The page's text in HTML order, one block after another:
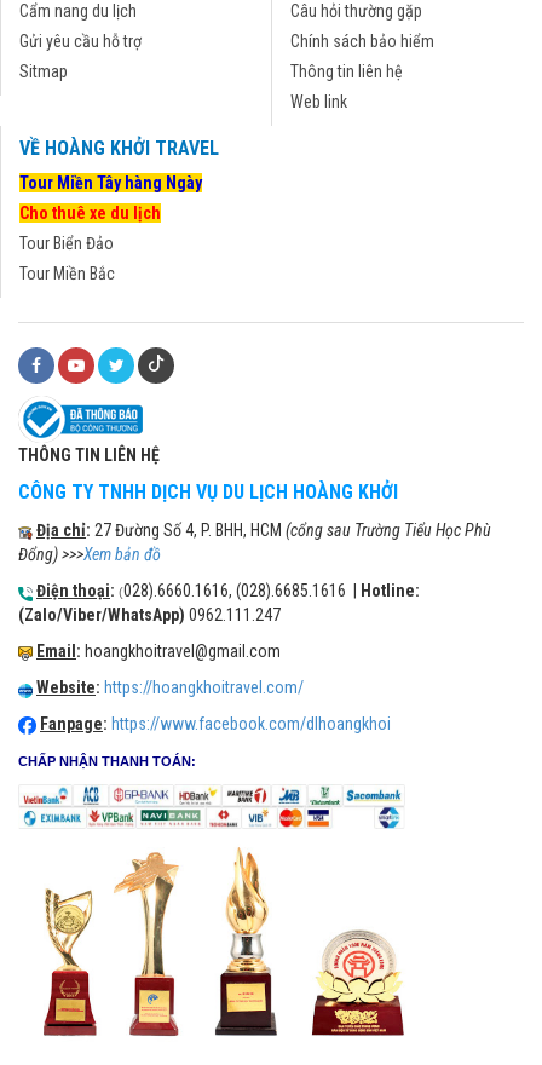
Cẩm nang du lịch
Gửi yêu cầu hỗ trợ
Sitmap
Câu hỏi thường gặp
Chính sách bảo hiểm
Thông tin liên hệ
Web link
VỀ HOÀNG KHỞI TRAVEL
Tour Miền Tây hàng Ngày
Cho thuê xe du lịch
Tour Biển Đảo
Tour Miền Bắc
THÔNG TIN LIÊN HỆ
CÔNG TY TNHH DỊCH VỤ DU LỊCH HOÀNG KHỞI
Địa chỉ: 27 Đường Số 4, P. BHH, HCM (cổng sau Trường Tiểu Học Phù
Đổng) >>>Xem bản đồ
Điện thoại: (028).6660.1616, (028).6685.1616 |
Hotline:
(Zalo/Viber/WhatsApp) 0962.111.247
Email : hoangkhoitravel@gmail.com
Website: https://hoangkhoitravel.com/
Fanpage: https://www.facebook.com/dlhoangkhoi
CHẤP NHẬN THANH TOÁN: